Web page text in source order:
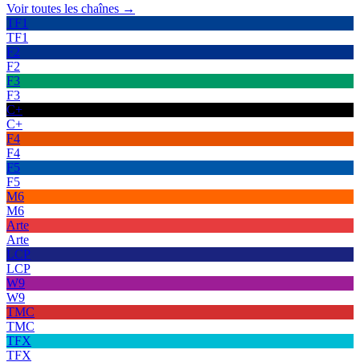
Voir toutes les chaînes →
TF1
TF1
F2
F2
F3
F3
C+
C+
F4
F4
F5
F5
M6
M6
Arte
Arte
LCP
LCP
W9
W9
TMC
TMC
TFX
TFX